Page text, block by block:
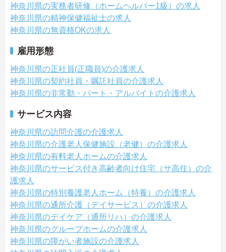
神奈川県の実務者研修（ホームヘルパー1級）の求人
神奈川県の精神保健福祉士の求人
神奈川県の無資格OKの求人
雇用形態
神奈川県の正社員(正職員)の介護求人
神奈川県の契約社員・嘱託社員の介護求人
神奈川県の非常勤・パート・アルバイトの介護求人
サービス内容
神奈川県の訪問介護の介護求人
神奈川県の介護老人保健施設（老健）の介護求人
神奈川県の有料老人ホームの介護求人
神奈川県のサービス付き高齢者向け住宅（サ高住）の介
護求人
神奈川県の特別養護老人ホーム（特養）の介護求人
神奈川県の通所介護（デイサービス）の介護求人
神奈川県のデイケア（通所リハ）の介護求人
神奈川県のグループホームの介護求人
神奈川県の障がい者施設の介護求人